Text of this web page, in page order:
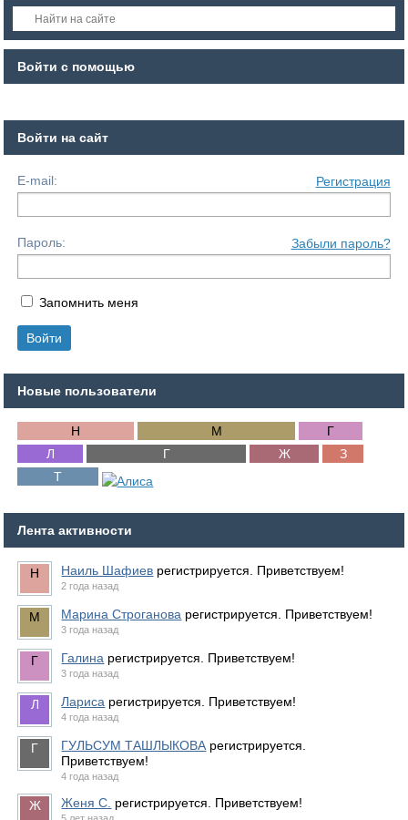
Войти с помощью
Войти на сайт
E-mail: Регистрация
Пароль: Забыли пароль?
Запомнить меня
Новые пользователи
Лента активности
Наиль Шафиев регистрируется. Приветствуем!
2 года назад
Марина Строганова регистрируется. Приветствуем!
3 года назад
Галина регистрируется. Приветствуем!
3 года назад
Лариса регистрируется. Приветствуем!
4 года назад
ГУЛЬСУМ ТАШЛЫКОВА регистрируется.
Приветствуем!
4 года назад
Женя С. регистрируется. Приветствуем!